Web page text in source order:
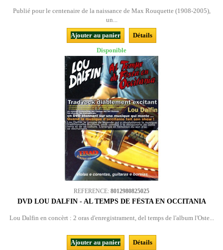
Publié pour le centenaire de la naissance de Max Rouquette (1908-2005),
un...
Ajouter au panier
Détails
Disponible
REFERENCE: 8012980825025
DVD LOU DALFIN - AL TEMPS DE FÈSTA EN OCCITANIA
Lou Dalfin en concèrt : 2 oras d'enregistrament, del temps de l'album l'Oste...
Ajouter au panier
Détails